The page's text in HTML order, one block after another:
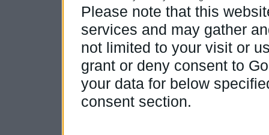
Please note that this
services and may gather
not limited to your visit or
grant or deny consent to
your data for below
consent section.